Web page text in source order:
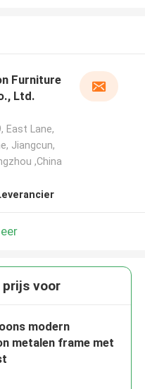
Furniture
Ltd.
East Lane,
Jiangcun,
,China
prijs voor
modern
metalen frame met